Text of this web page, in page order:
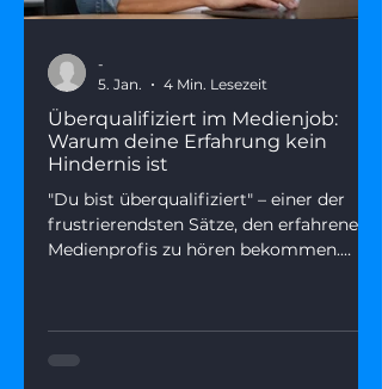
Überqualifiziert im Medienjob:
Warum deine Erfahrung kein
Hindernis ist
"Du bist überqualifiziert" – einer der
frustrierendsten Sätze, den erfahrene
Medienprofis zu hören bekommen.
du deine Erfahrung als echten
-
5. Jan.
4 Min. Lesezeit